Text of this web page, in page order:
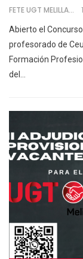
FETE UGT MELILLA
Abierto el
profesorado de
Formación
del